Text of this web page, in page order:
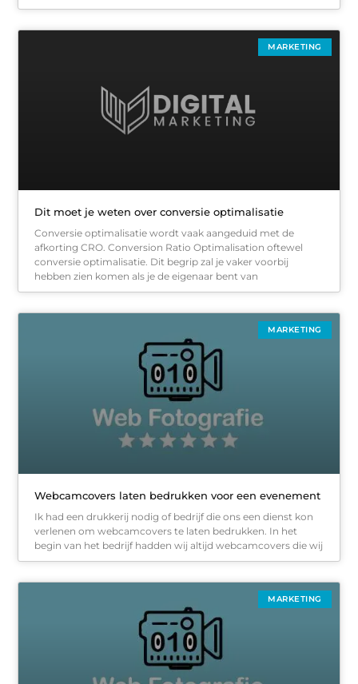
MARKETING
Dit moet je weten over conversie optimalisatie
Conversie optimalisatie wordt vaak aangeduid met de
afkorting CRO. Conversion Ratio Optimalisation oftewel
conversie optimalisatie. Dit begrip zal je vaker voorbij
hebben zien komen als je de eigenaar bent van
MARKETING
Webcamcovers laten bedrukken voor een evenement
Ik had een drukkerij nodig of bedrijf die ons een dienst kon
verlenen om webcamcovers te laten bedrukken. In het
begin van het bedrijf hadden wij altijd webcamcovers die wij
MARKETING